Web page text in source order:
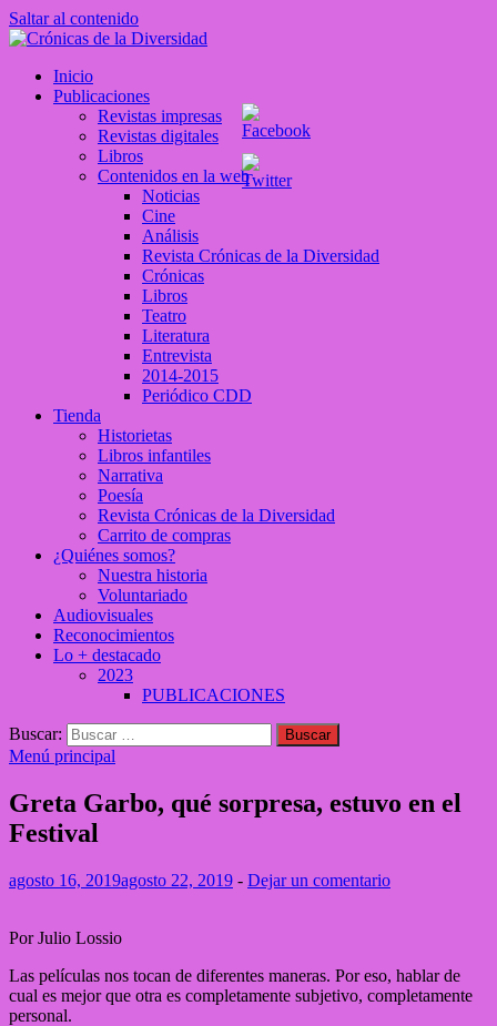
Saltar al contenido
Crónicas de la Diversidad
Plataforma de comunicaciones sobre temas de cultura LGTB+
Inicio
Publicaciones
Revistas impresas
Revistas digitales
Libros
Contenidos en la web
Noticias
Cine
Análisis
Revista Crónicas de la Diversidad
Crónicas
Libros
Teatro
Literatura
Entrevista
2014-2015
Periódico CDD
Tienda
Historietas
Libros infantiles
Narrativa
Poesía
Revista Crónicas de la Diversidad
Carrito de compras
¿Quiénes somos?
Nuestra historia
Voluntariado
Audiovisuales
Reconocimientos
Lo + destacado
2023
PUBLICACIONES
Buscar:
Menú principal
Greta Garbo, qué sorpresa, estuvo en el
Festival
agosto 16, 2019agosto 22, 2019 - Dejar un comentario
Por Julio Lossio
Las películas nos tocan de diferentes maneras. Por eso, hablar de
cual es mejor que otra es completamente subjetivo, completamente
personal.